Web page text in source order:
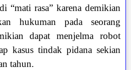
“mati rasa” karena demikian
hukuman pada seorang
dapat menjelma robot
kasus tindak pidana sekian
tahun.